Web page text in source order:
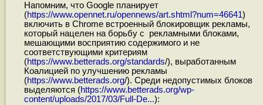
Напомним, что Google планирует
(https://www.opennet.ru/opennews/art.shtml?num=46641)
включить в Chrome встроенный блокировщик рекламы,
который нацелен на борьбу с рекламными блоками,
мешающими восприятию содержимого и не
соответствующими критериям
(https://www.betterads.org/standards/), выработанным
Коалицией по улучшению рекламы
(https://www.betterads.org/). Среди недопустимых блоков
выделяются (https://www.betterads.org/wp-
content/uploads/2017/03/Full-De...):